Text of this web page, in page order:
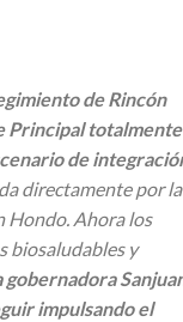
de Rincón
Principal totalmente
de
directamente por la
Hondo. Ahora los
biosaludables y
gobernadora
impulsando el